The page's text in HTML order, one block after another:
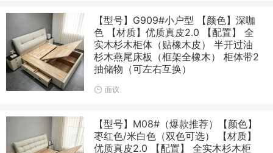
【型号】G909#小户型 【颜色】深咖
色 【材质】优质真皮2.0 【配置】 全
实木杉木柜体（贴橡木皮） 半开过油
杉木燕尾床板（框架全橡木） 柜体带2
抽储物（可左右互换）
面议
【型号】M08#（爆款推荐）【颜色】
枣红色/米白色（双色可选） 【材质】
优质真皮2.0 【配置】 全实木杉木柜